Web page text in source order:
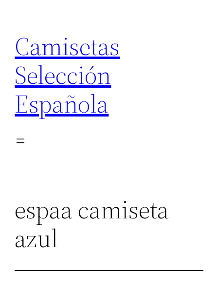
contenido
Camisetas
Selección
Española
espaa camiseta
azul